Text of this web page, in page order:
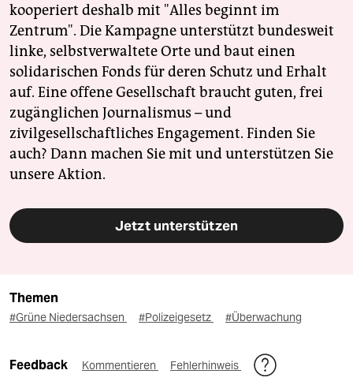
kooperiert deshalb mit "Alles beginnt im
Zentrum". Die Kampagne unterstützt bundesweit
linke, selbstverwaltete Orte und baut einen
solidarischen Fonds für deren Schutz und Erhalt
auf. Eine offene Gesellschaft braucht guten, frei
zugänglichen Journalismus – und
zivilgesellschaftliches Engagement. Finden Sie
auch? Dann machen Sie mit und unterstützen Sie
unsere Aktion.
Jetzt unterstützen
Themen
#Grüne Niedersachsen #Polizeigesetz #Überwachung
Feedback Kommentieren Fehlerhinweis